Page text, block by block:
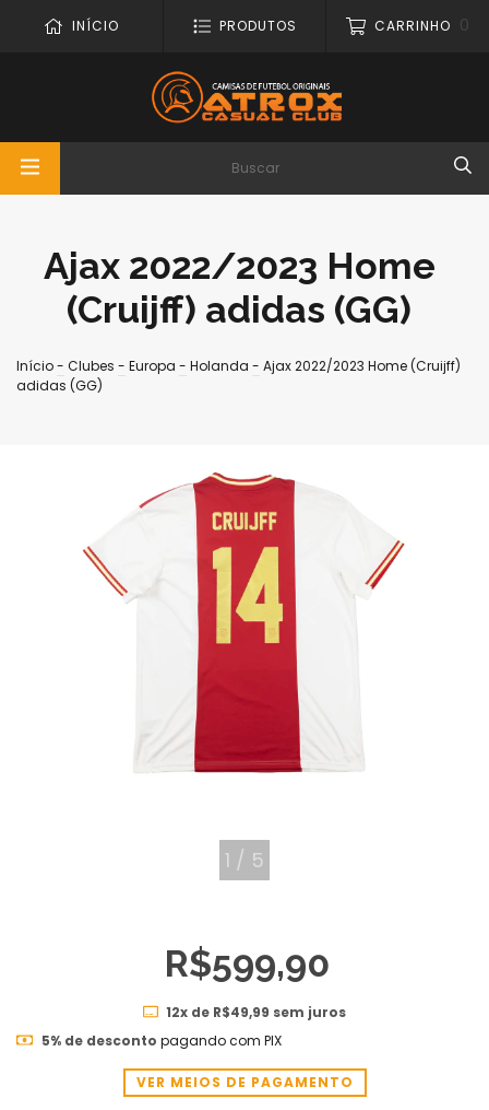
INÍCIO PRODUTOS CARRINHO 0
Ajax 2022/2023 Home
(Cruijff) adidas (GG)
Início- Clubes - Europa - Holanda - Ajax 2022/2023 Home (Cruijff)
adidas (GG)
1 / 5
R$599,90
12x de R$49,99 sem juros
5% de desconto pagando com PIX
VER MEIOS DE PAGAMENTO